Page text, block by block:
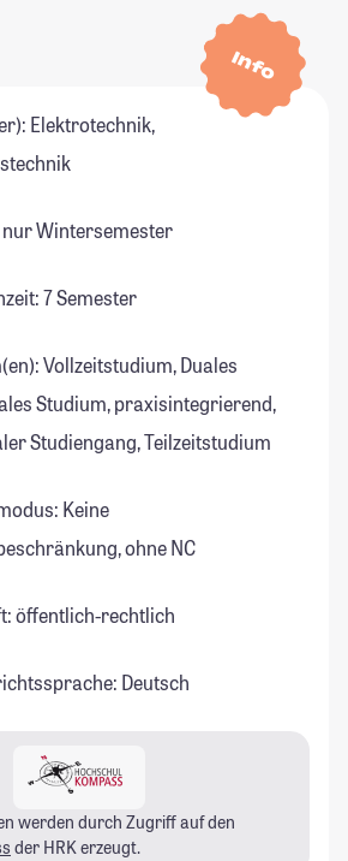
Info
Elektrotechnik,
Wintersemester
7 Semester
Vollzeitstudium, Duales
Studium, praxisintegrierend,
Studiengang, Teilzeitstudium
Keine
ohne NC
öffentlich-rechtlich
Deutsch
werden durch Zugriff auf den
der HRK erzeugt.